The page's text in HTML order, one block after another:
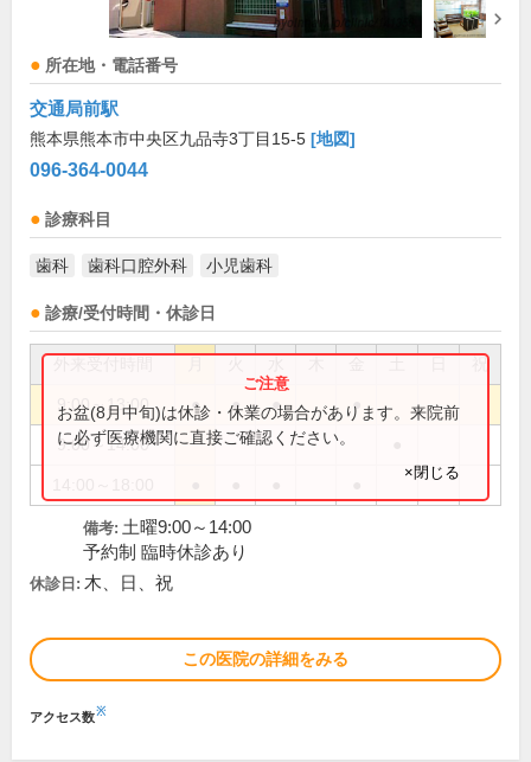
所在地・電話番号
交通局前駅
熊本県熊本市中央区九品寺3丁目15-5 [地図]
096-364-0044
診療科目
歯科 歯科口腔外科 小児歯科
診療/受付時間・休診日
祝
9:00～13:00 ● ● ● ●
9:00～14:00
お盆(8月中旬)は休診・休業の場合があります。来院前
に必ず医療機関に直接ご確認ください。
×閉じる
備考: 土曜9:00～14:00
予約制 臨時休診あり
休診日: 木、日、祝
この医院の詳細をみる
アクセス数※